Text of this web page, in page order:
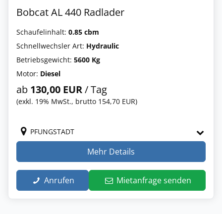
Bobcat AL 440 Radlader
Schaufelinhalt: 0.85 cbm
Schnellwechsler Art: Hydraulic
Betriebsgewicht: 5600 Kg
Motor: Diesel
ab 130,00 EUR/ Tag
(exkl. 19% MwSt., brutto 154,70 EUR)
PFUNGSTADT
Mehr Details
Anrufen Mietanfrage senden